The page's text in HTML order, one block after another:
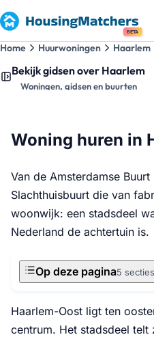
BETA
Home Huurwoningen Haarlem
Bekijk gidsen over Haarlem
Woningen, gidsen en buurten
Woning huren in
Van de Amsterdamse
Slachthuisbuurt die van
woonwijk: een stadsdeel
Nederland de achtertuin is.
Op deze pagina5 secties
Haarlem-Oost ligt ten
centrum. Het stadsdeel